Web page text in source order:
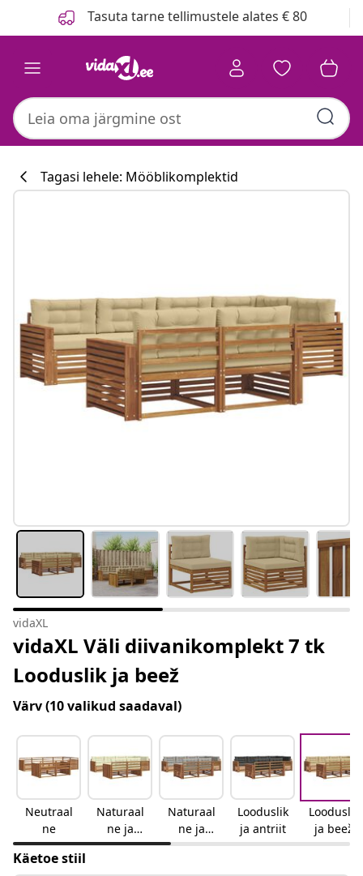
Tasuta tarne tellimustele alates € 80
#sharemevidaxl
Tagasi lehele: Mööblikomplektid
vidaXL
vidaXL Väli diivanikomplekt 7 tk
Looduslik ja beež
Värv(10 valikud saadaval)
Neutraal
ne
Naturaal
ne ja
kreemjas
Naturaal
ne ja
helehall
Looduslik
ja antriit
Looduslik
ja beež
Käetoe stiil